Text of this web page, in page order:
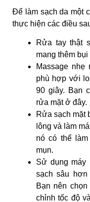
Để làm sạch da một
thực hiện các điều
Rửa tay thật
mang thêm
Massage
phù hợp với
90 giây. Bạn
rửa mặt ở đây.
Rửa sạch mặt
lông và làm
nó có thể
mụn.
Sử dụng máy
sạch sâu hơn
Bạn nên
chỉnh tốc độ